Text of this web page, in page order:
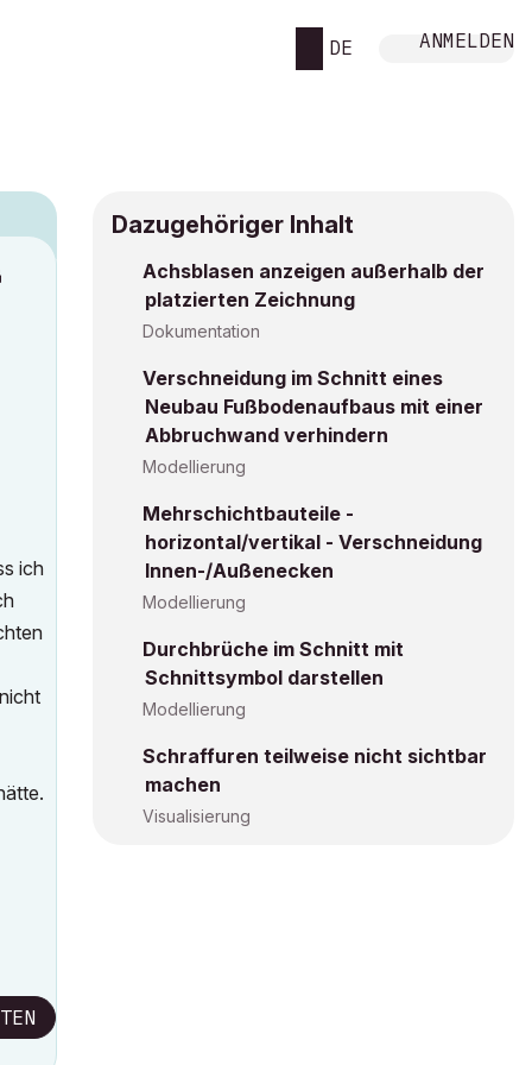
DE ANMELDEN
ich
Dazugehöriger Inhalt
Achsblasen anzeigen außerhalb der
platzierten Zeichnung
Dokumentation
Verschneidung im Schnitt eines
Neubau Fußbodenaufbaus mit einer
Abbruchwand verhindern
Modellierung
Mehrschichtbauteile -
horizontal/vertikal - Verschneidung
Innen-/Außenecken
Modellierung
Durchbrüche im Schnitt mit
Schnittsymbol darstellen
Modellierung
Schraffuren teilweise nicht sichtbar
machen
Visualisierung